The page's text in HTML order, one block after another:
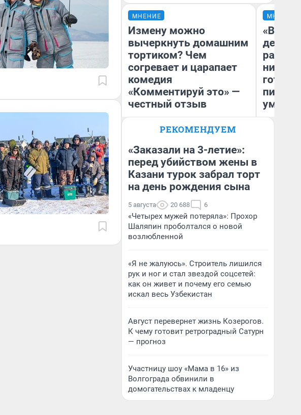
МНЕНИЕ
Измену можно
вычеркнуть домашним
тортиком? Чем
согревает и царапает
комедия
«Комментируй это» —
честный отзыв
Надежда Губарь
МНЕНИЕ
РЕКОМЕНДУЕМ
«Заказали на 3-летие»:
перед убийством жены в
Казани турок забрал торт
на день рождения сына
5 августа 20 688 6
«Четырех мужей потеряла»: Прохор
Шаляпин проболтался о новой
возлюбленной
«Я не жалуюсь». Строитель лишился
рук и ног и стал звездой соцсетей:
как он живет и почему его семью
искал весь Узбекистан
Август перевернет жизнь Козерогов.
К чему готовит ретроградный Сатурн
— прогноз
Участницу шоу «Мама в 16» из
Волгограда обвинили в
домогательствах к младенцу